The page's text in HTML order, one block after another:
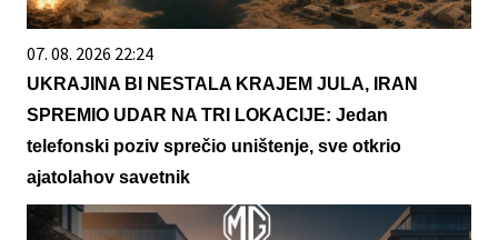
07. 08. 2026 22:24
UKRAJINA BI NESTALA KRAJEM JULA, IRAN
SPREMIO UDAR NA TRI LOKACIJE: Jedan
telefonski poziv sprečio uništenje, sve otkrio
ajatolahov savetnik